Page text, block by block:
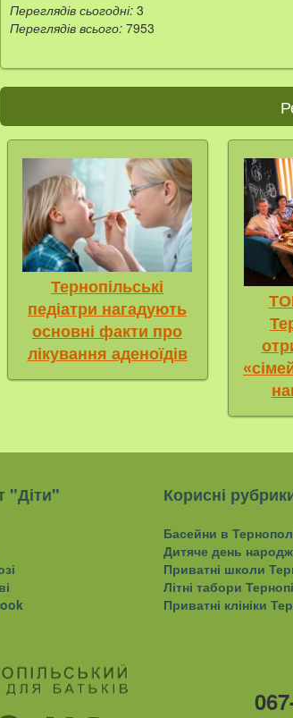
Переглядів сьогодні: 3
Переглядів всього: 7953
Тернопільські
педіатри нагадують
основні факти про
лікування аденоїдів
"Діти" Корисні
Басейни в
Дитяче день
Приватні школи
Літні табори
Приватні клініки